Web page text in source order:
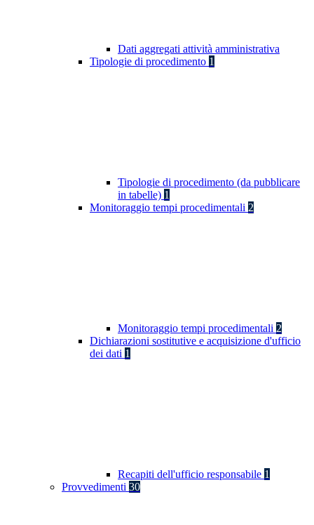
Dati aggregati attività amministrativa
Tipologie di procedimento 1
Tipologie di procedimento (da pubblicare
in tabelle) 1
Monitoraggio tempi procedimentali 2
Monitoraggio tempi procedimentali 2
Dichiarazioni sostitutive e acquisizione d'ufficio
dei dati 1
Recapiti dell'ufficio responsabile 1
Provvedimenti 30